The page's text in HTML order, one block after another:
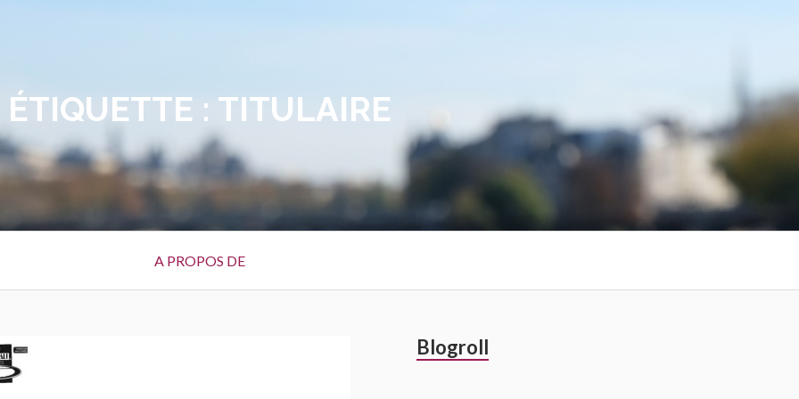
ÉTIQUETTE : TITULAIRE
A PROPOS DE
Barre
Blogroll